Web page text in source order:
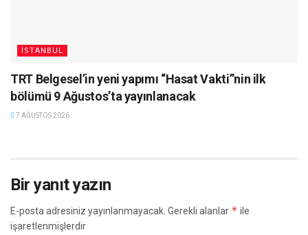
İSTANBUL
TRT Belgesel’in yeni yapımı “Hasat Vakti”nin ilk
bölümü 9 Ağustos’ta yayınlanacak
7 AĞUSTOS 2026
Bir yanıt yazın
E-posta adresiniz yayınlanmayacak. Gerekli alanlar * ile
işaretlenmişlerdir